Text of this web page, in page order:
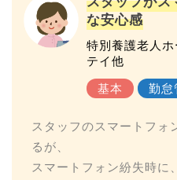
な安心感
特別養護老人
テイ他
スタッフのスマートフォ
るが、
スマートフォン紛失時に、